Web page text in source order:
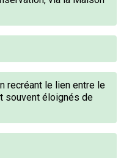
recréant le lien entre le
souvent éloignés de